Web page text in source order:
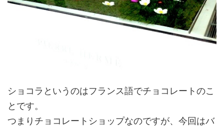
ショコラというのはフランス語でチョコレートのこ
とです。
つまりチョコレートショップなのですが、今回はバ